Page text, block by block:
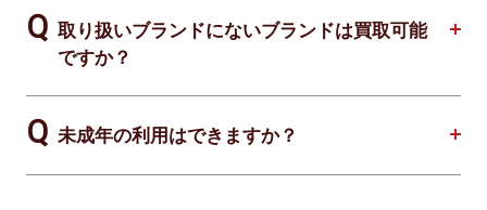
取り扱いブランドにないブランドは買取可能
ですか？
未成年の利用はできますか？